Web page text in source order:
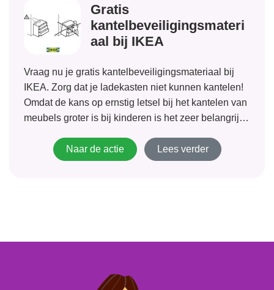
Gratis
kantelbeveiligingsmateri
aal bij IKEA
Vraag nu je gratis kantelbeveiligingsmateriaal bij
IKEA. Zorg dat je ladekasten niet kunnen kantelen!
Omdat de kans op ernstig letsel bij het kantelen van
meubels groter is bij kinderen is het zeer belangrijk
ervoor dat iedereen beveiligingsmateriaal (gratis)
Naar de actie Lees verder